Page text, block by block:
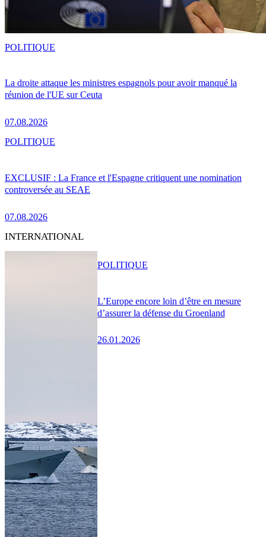
La droite attaque les ministres espagnols pour avoir manqué la
réunion de l'UE sur Ceuta
07.08.2026
POLITIQUE
EXCLUSIF : La France et l'Espagne critiquent une nomination
controversée au SEAE
07.08.2026
POLITIQUE
INTERNATIONAL
L’Europe encore loin d’être en mesure
d’assurer la défense du Groenland
26.01.2026
POLITIQUE